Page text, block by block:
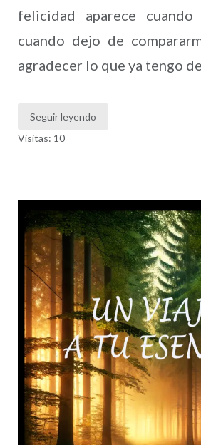
felicidad aparece
cuando dejo de
agradecer lo que ya tengo
Seguir leyendo
Visitas: 10